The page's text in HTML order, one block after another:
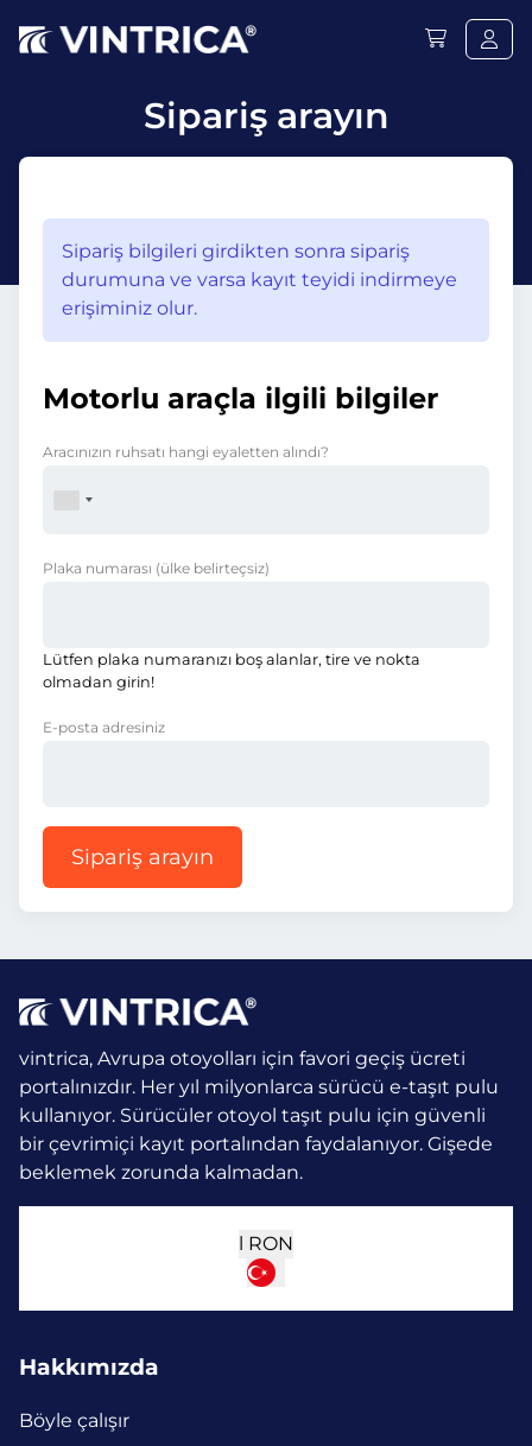
Sipariş arayın
Sipariş bilgileri girdikten sonra sipariş
durumuna ve varsa kayıt teyidi indirmeye
erişiminiz olur.
Motorlu araçla ilgili bilgiler
Aracınızın ruhsatı hangi eyaletten alındı?
Plaka numarası (ülke belirteçsiz)
Lütfen plaka numaranızı boş alanlar, tire ve nokta
olmadan girin!
E-posta adresiniz
Sipariş arayın
vintrica, Avrupa otoyolları için favori geçiş ücreti
portalınızdır. Her yıl milyonlarca sürücü e-taşıt pulu
kullanıyor. Sürücüler otoyol taşıt pulu için güvenli
bir çevrimiçi kayıt portalından faydalanıyor. Gişede
beklemek zorunda kalmadan.
l RON
Hakkımızda
Böyle çalışır